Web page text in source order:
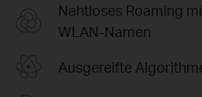
Nahtloses Roaming
WLAN-Namen
Ausgereifte